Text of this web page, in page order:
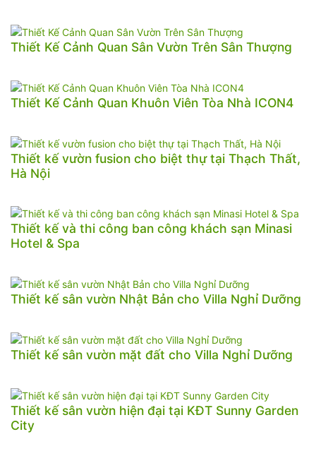
Thiết Kế Cảnh Quan Sân Vườn Trên Sân Thượng
Thiết Kế Cảnh Quan Khuôn Viên Tòa Nhà ICON4
Thiết kế vườn fusion cho biệt thự tại Thạch Thất,
Hà Nội
Thiết kế và thi công ban công khách sạn Minasi
Hotel & Spa
Thiết kế sân vườn Nhật Bản cho Villa Nghỉ Dưỡng
Thiết kế sân vườn mặt đất cho Villa Nghỉ Dưỡng
Thiết kế sân vườn hiện đại tại KĐT Sunny Garden
City